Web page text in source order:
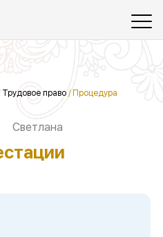
Трудовое право / Процедура
Светлана